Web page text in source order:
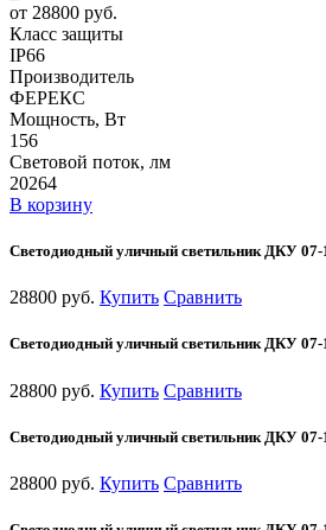
от 28800 руб.
Класс защиты
IP66
Производитель
ФЕРЕКС
Мощность, Вт
156
Световой поток, лм
20264
В корзину
Светодиодный уличный светильник ДКУ
28800 руб. Купить Сравнить
Светодиодный уличный светильник ДКУ
28800 руб. Купить Сравнить
Светодиодный уличный светильник ДКУ 07-
28800 руб. Купить Сравнить